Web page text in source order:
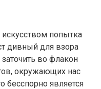
попытка
дивный для взора
во флакон
окружающих нас
бесспорно является